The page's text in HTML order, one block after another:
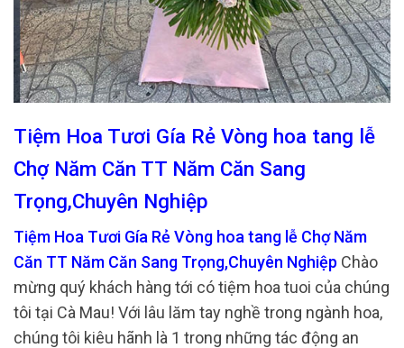
Tiệm Hoa Tươi Gía Rẻ Vòng hoa tang lễ
Chợ Năm Căn TT Năm Căn Sang
Trọng,Chuyên Nghiệp
Tiệm Hoa Tươi Gía Rẻ Vòng hoa tang lễ Chợ Năm
Căn TT Năm Căn Sang Trọng,Chuyên Nghiệp Chào
mừng quý khách hàng tới có tiệm hoa tuoi của chúng
tôi tại Cà Mau! Với lâu lăm tay nghề trong ngành hoa,
chúng tôi kiêu hãnh là 1 trong những tác động an